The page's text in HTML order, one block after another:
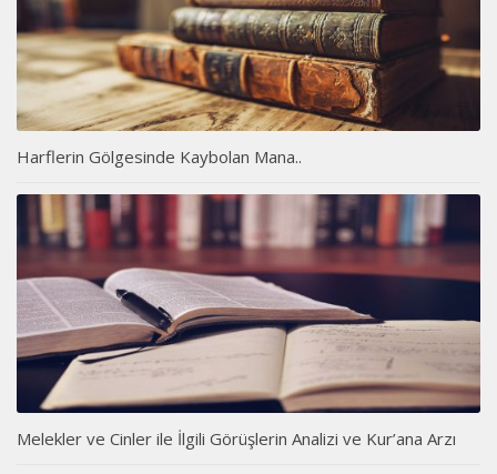
Harflerin Gölgesinde Kaybolan Mana..
Melekler ve Cinler ile İlgili Görüşlerin Analizi ve Kur’ana Arzı